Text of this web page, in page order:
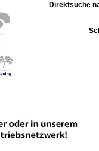
Direktsuche